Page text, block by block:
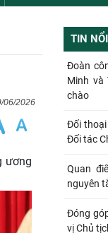
06/2026
ương
TIN
Đoàn
Minh và
chào
Đối thoại
Đối tác
Quan
nguyên
Đóng
vị Chủ